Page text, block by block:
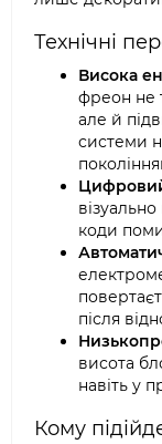
Технічні
Висока
фреон не
але й
системи
коди
після
висота
навіть у
Кому